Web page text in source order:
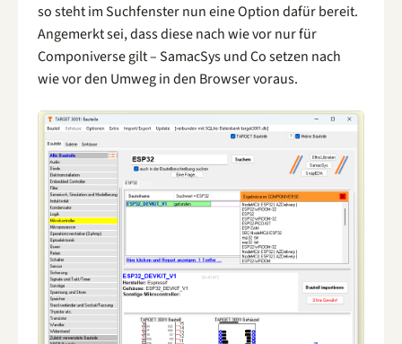
so steht im Suchfenster nun eine Option dafür bereit.
Angemerkt sei, dass diese nach wie vor nur für
Componiverse gilt – SamacSys und Co setzen nach
wie vor den Umweg in den Browser voraus.